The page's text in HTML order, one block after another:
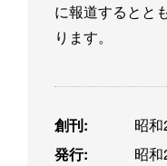
に報道するとと
ります。
創刊:
昭
発行:
昭